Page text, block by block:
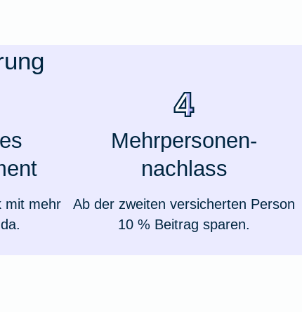
mit mehr
Mehrpersonen-
nachlass
Ab der zweiten versicherten Person
10 % Beitrag sparen.